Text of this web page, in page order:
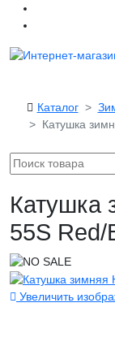
Каталог
Катушка
Катушка
55S Red/
Увеличить